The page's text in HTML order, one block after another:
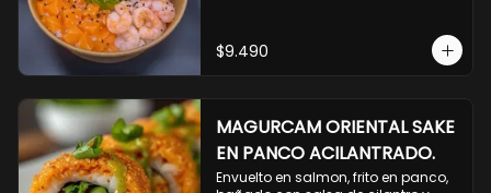
$9.490
MAGURCAM ORIENTAL SAKE
EN PANCO ACILANTRADO.
Envuelto en salmon, frito en panco,